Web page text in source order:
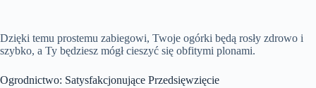
Dzięki temu prostemu zabiegowi, Twoje ogórki będą rosły zdrowo i
szybko, a Ty będziesz mógł cieszyć się obfitymi plonami.
Ogrodnictwo: Satysfakcjonujące Przedsięwzięcie